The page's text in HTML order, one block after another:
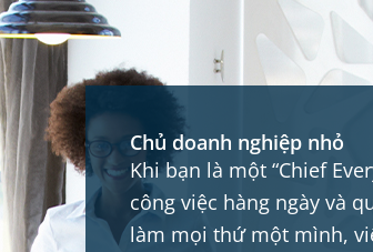
Chủ doanh nghiệp nhỏ
Khi bạn là một “Chief
công việc hàng ngày và
làm mọi thứ một mình,